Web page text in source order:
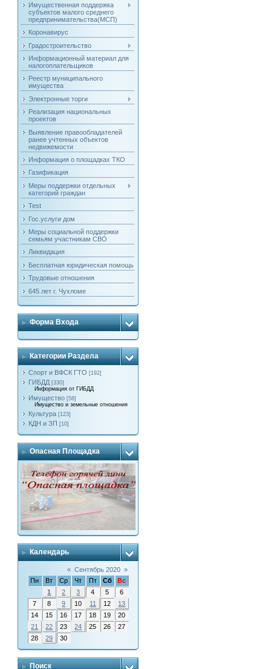
Имущественная поддержка
субъектов малого среднего
предпринимательства(МСП)
Коронавирус
Градостроительство
Информационный материал для
налогоплательщиков
Реестр муниципального
имущества
Электронные торги
Реализация национальных
проектов
Выявление правообладателей
ранее учтенных объектов
недвижемости
Информация о площадках ТКО
Газификация
Меры поддержки отдельных
категорий граждан
Test
Гос.услуги дом
Меры социальной поддержки
семьям участникам СВО
Ликвидация
Бесплатная юридическая помощь
Трудовые отношения
645 лет г. Чухломе
Форма Входа
Категории Раздела
Спорт и ВФСК ГТО [192]
ГИБДД [330]
Информация от ГИБДД
Имущество [58]
Имущество и земельные отношения
Культура [123]
КДН и ЗП [10]
Опасная Площадка
Календарь
« Сентябрь 2020 »
Пн
Вт Ср Чт Пт Сб
Вс
1
2 3 4 5
6
7
8 9 10 11 12
13
14
15 16 17 18 19
20
21
22 23 24 25 26
27
28
29 30
Поиск